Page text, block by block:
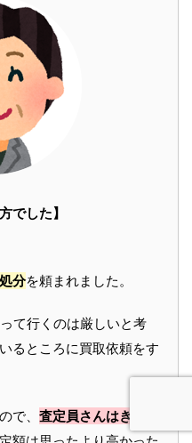
でした】
分を頼まれました。
て行くのは厳しいと考
るところに買取依頼をす
で、 査定員さんはきちん